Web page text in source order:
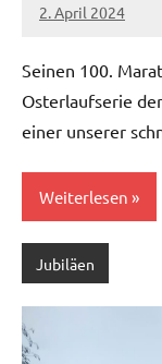
2. April 2024
admin
Keine
Seinen 100.
Osterlaufserie
einer unserer
Weiterlesen
Jubiläen